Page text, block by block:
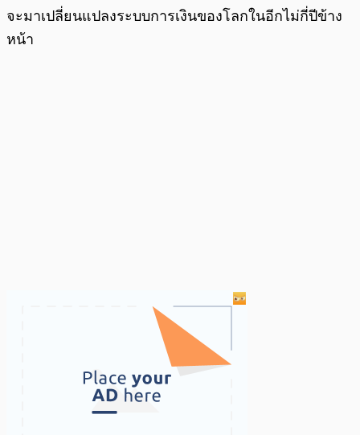
จะมาเปลี่ยนแปลงระบบการเงินของโลกในอีกไม่กี่ปีข้าง
หน้า